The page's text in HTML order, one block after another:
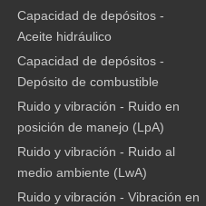
Capacidad de depósitos -
Aceite hidráulico
Capacidad de depósitos -
Depósito de combustible
Ruido y vibración - Ruido en
posición de manejo (LpA)
Ruido y vibración - Ruido al
medio ambiente (LwA)
Ruido y vibración - Vibración en